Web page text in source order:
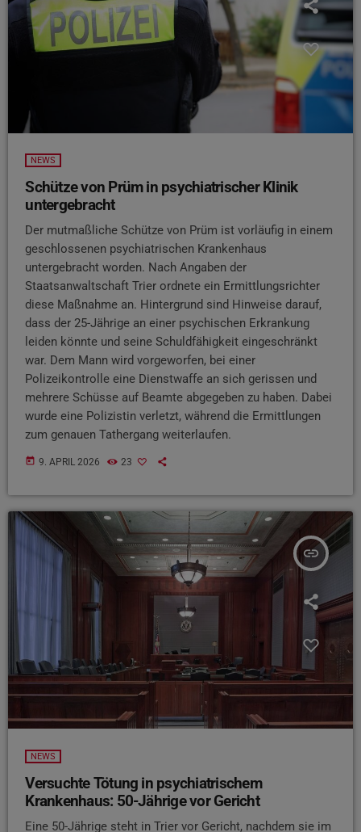
NEWS
Schütze von Prüm in psychiatrischer Klinik
untergebracht
Der mutmaßliche Schütze von Prüm ist vorläufig in einem
geschlossenen psychiatrischen Krankenhaus
untergebracht worden. Nach Angaben der
Staatsanwaltschaft Trier ordnete ein Ermittlungsrichter
diese Maßnahme an. Hintergrund sind Hinweise darauf,
dass der 25-Jährige an einer psychischen Erkrankung
leiden könnte und seine Schuldfähigkeit eingeschränkt
war. Dem Mann wird vorgeworfen, bei einer
Polizeikontrolle eine Dienstwaffe an sich gerissen und
mehrere Schüsse auf Beamte abgegeben zu haben. Dabei
wurde eine Polizistin verletzt, während die Ermittlungen
zum genauen Tathergang weiterlaufen.
today 9. APRIL 2026 23
insert_link
NEWS
Versuchte Tötung in psychiatrischem
Krankenhaus: 50-Jährige vor Gericht
Eine 50-Jährige steht in Trier vor Gericht, nachdem sie im